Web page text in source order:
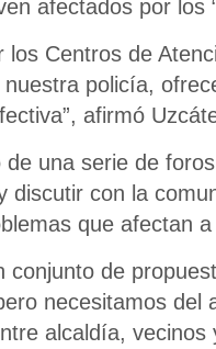
afectados por los
los Centros de
policía,
afirmó
una serie de
discutir con la
que afectan
conjunto de
necesitamos del
alcaldía, vecinos